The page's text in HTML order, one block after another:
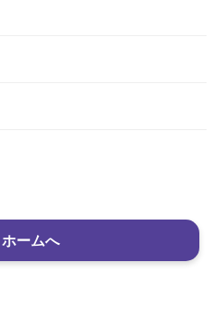
ホームへ